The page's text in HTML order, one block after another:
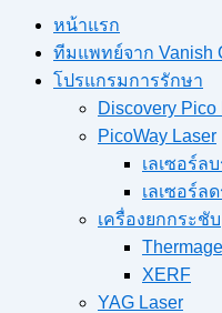
หน้าแรก
ทีมแพทย์จาก Vanish
โปรแกรมการรักษา
Discovery Pico
PicoWay Laser
เลเซอร์ล
เลเซอร์ล
เครื่องยกกระชับ
XERF
YAG Laser